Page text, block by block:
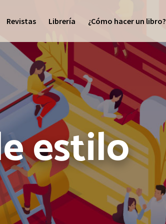
Revistas Librería ¿Cómo hacer un libro?
estilo